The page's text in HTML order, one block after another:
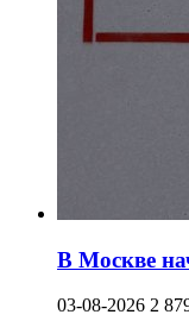
В Москве
03-08-2026 2